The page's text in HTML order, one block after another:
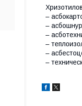
–
–
–
–
–
–